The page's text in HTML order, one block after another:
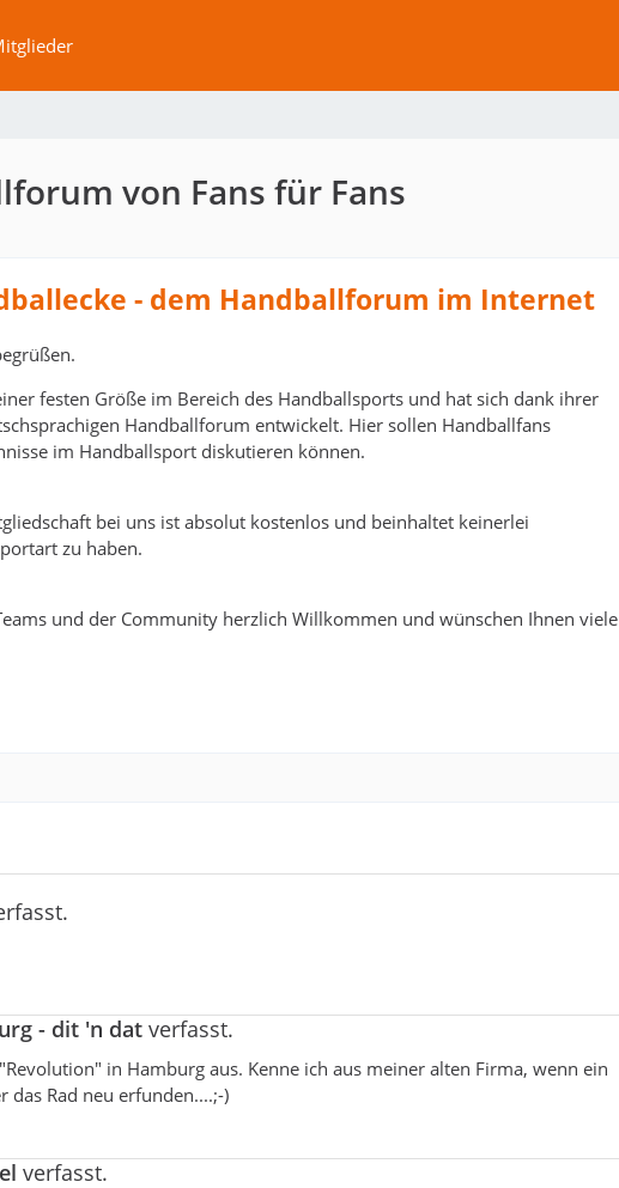
von Fans für Fans
- dem Handballforum im Internet
festen Größe im Bereich des Handballsports und hat sich dank ihrer
Handballforum entwickelt. Hier sollen Handballfans
im Handballsport diskutieren können.
bei uns ist absolut kostenlos und beinhaltet keinerlei
zu haben.
und der Community herzlich Willkommen und wünschen Ihnen viele
- dit 'n dat verfasst.
in Hamburg aus. Kenne ich aus meiner alten Firma, wenn ein
Rad neu erfunden....;-)
verfasst.